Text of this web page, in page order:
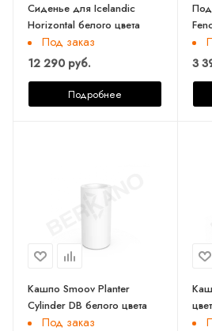
Сиденье для Icelandic
Horizontal белого цвета
Под заказ
12 290 руб.
Подробнее
3
Кашпо Smoov Planter
Cylinder DB белого цвета
Под заказ